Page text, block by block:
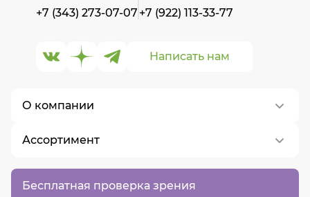
Бесплатная проверка зрения
О компании
О нас
Контакты
Вакансии
Ассортимент
Написать нам
+7 (343) 273-07-07 +7 (922) 113-33-77